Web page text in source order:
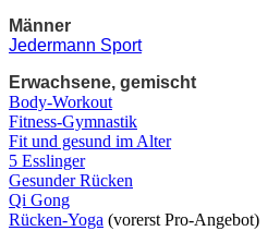
Männer
Jedermann Sport
Erwachsene, gemischt
Body-Workout
Fitness-Gymnastik
Fit und gesund im Alter
5 Esslinger
Gesunder Rücken
Qi Gong
Rücken-Yoga (vorerst Pro-Angebot)